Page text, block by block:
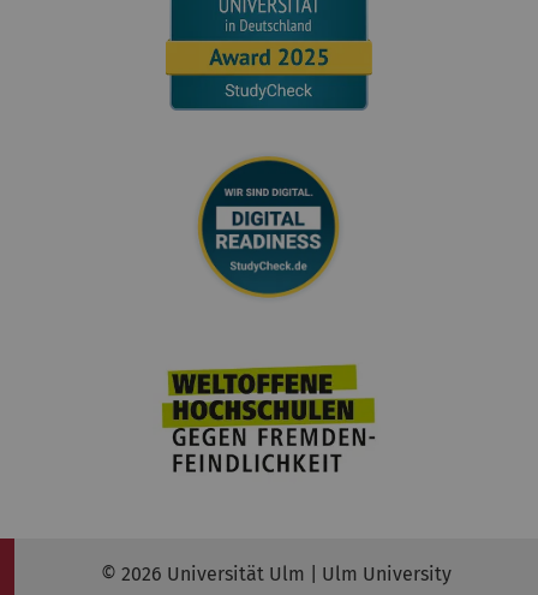
© 2026 Universität Ulm | Ulm University